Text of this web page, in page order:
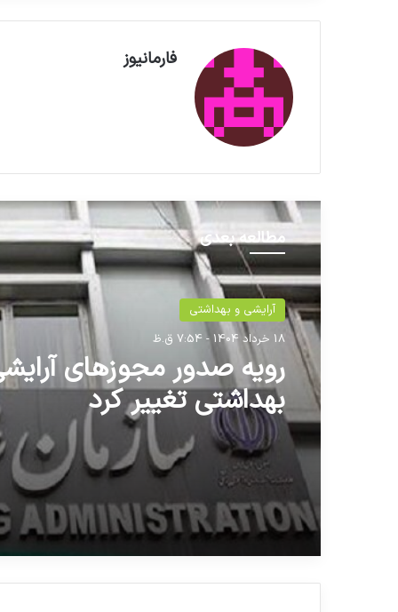
فارمانیوز
مطالعه بعدی
آرایشی و بهداشتی
18 خرداد 1404 - 7:54 ق.ظ
رویه صدور مجوزهای
بهداشتی تغییر کرد